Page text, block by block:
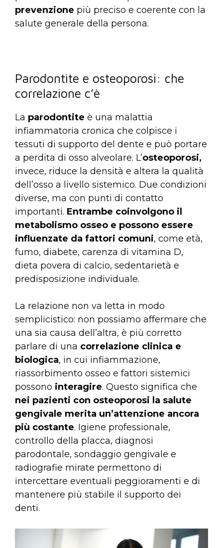
prevenzione più preciso e coerente con la
salute generale della persona.
Parodontite e osteoporosi: che
correlazione c’è
La parodontite è una malattia
infiammatoria cronica che colpisce i
tessuti di supporto del dente e può portare
a perdita di osso alveolare. L’osteoporosi,
invece, riduce la densità e altera la qualità
dell’osso a livello sistemico. Due condizioni
diverse, ma con punti di contatto
importanti. Entrambe coinvolgono il
metabolismo osseo e possono essere
influenzate da fattori comuni, come età,
fumo, diabete, carenza di vitamina D,
dieta povera di calcio, sedentarietà e
predisposizione individuale.
La relazione non va letta in modo
semplicistico: non possiamo affermare che
una sia causa dell’altra, è più corretto
parlare di una correlazione clinica e
biologica, in cui infiammazione,
riassorbimento osseo e fattori sistemici
possono interagire. Questo significa che
nei pazienti con osteoporosi la salute
gengivale merita un’attenzione ancora
più costante. Igiene professionale,
controllo della placca, diagnosi
parodontale, sondaggio gengivale e
radiografie mirate permettono di
intercettare eventuali peggioramenti e di
mantenere più stabile il supporto dei
denti.